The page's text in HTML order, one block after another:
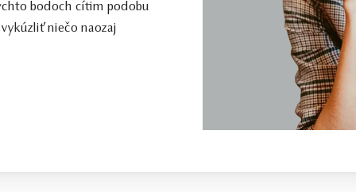
bodoch cítim podobu
niečo naozaj